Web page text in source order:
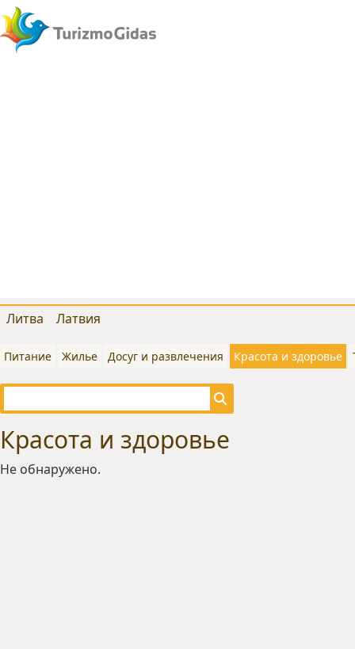
Литва Латвия
Питание Жилье Досуг и развлечения Красота и здоровье
Красота и здоровье
Не обнаружено.